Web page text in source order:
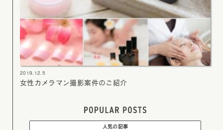
2019.12.5
女性カメラマン撮影案件のご紹介
人気の記事